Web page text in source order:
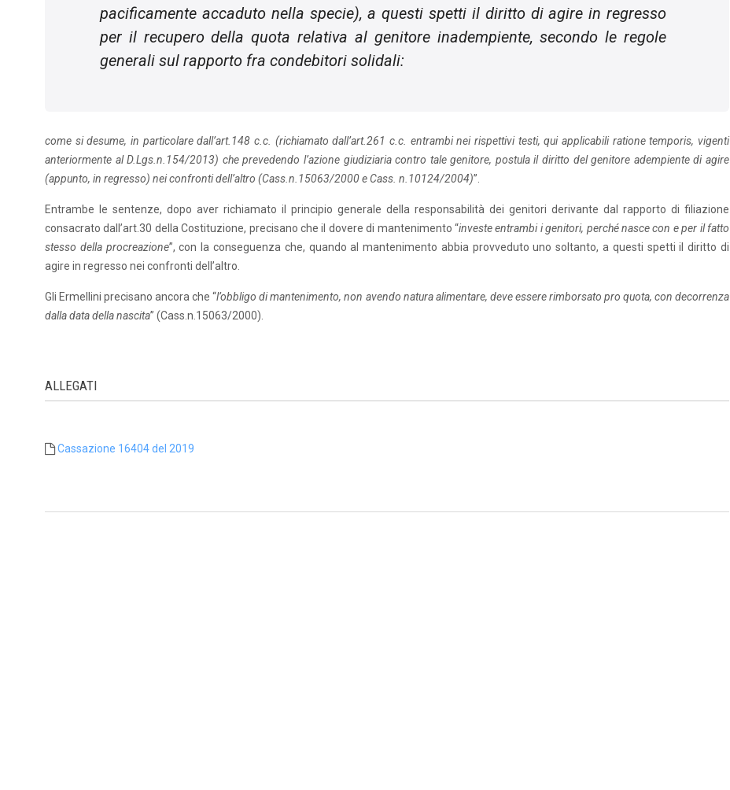
pacificamente accaduto nella specie), a questi spetti il diritto di agire in regresso
per il recupero della quota relativa al genitore inadempiente, secondo le regole
generali sul rapporto fra condebitori solidali:
come si desume, in particolare dall’art.148 c.c. (richiamato dall’art.261 c.c. entrambi nei rispettivi testi, qui applicabili ratione temporis, vigenti
anteriormente al D.Lgs.n.154/2013) che prevedendo l’azione giudiziaria contro tale genitore, postula il diritto del genitore adempiente di agire
(appunto, in regresso) nei confronti dell’altro (Cass.n.15063/2000 e Cass. n.10124/2004)”.
Entrambe le sentenze, dopo aver richiamato il principio generale della responsabilità dei genitori derivante dal rapporto di filiazione
consacrato dall’art.30 della Costituzione, precisano che il dovere di mantenimento “investe entrambi i genitori, perché nasce con e per il fatto
stesso della procreazione”, con la conseguenza che, quando al mantenimento abbia provveduto uno soltanto, a questi spetti il diritto di
agire in regresso nei confronti dell’altro.
Gli Ermellini precisano ancora che “l’obbligo di mantenimento, non avendo natura alimentare, deve essere rimborsato pro quota, con decorrenza
dalla data della nascita” (Cass.n.15063/2000).
ALLEGATI
Cassazione 16404 del 2019